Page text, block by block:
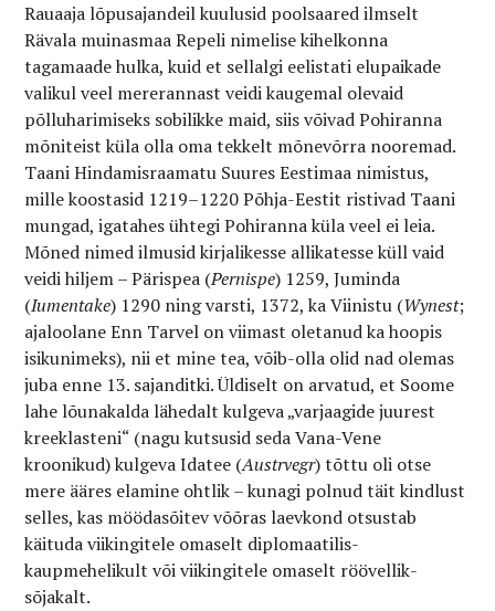
Rauaaja lõpusajandeil kuulusid poolsaared ilmselt
Rävala muinasmaa Repeli nimelise kihelkonna
tagamaade hulka, kuid et sellalgi eelistati elupaikade
valikul veel mererannast veidi kaugemal olevaid
põlluharimiseks sobilikke maid, siis võivad Pohiranna
mõniteist küla olla oma tekkelt mõnevõrra nooremad.
Taani Hindamisraamatu Suures Eestimaa nimistus,
mille koostasid 1219–1220 Põhja-Eestit ristivad Taani
mungad, igatahes ühtegi Pohiranna küla veel ei leia.
Mõned nimed ilmusid kirjalikesse allikatesse küll vaid
veidi hiljem – Pärispea (Pernispe) 1259, Juminda
(Iumentake) 1290 ning varsti, 1372, ka Viinistu (Wynest;
ajaloolane Enn Tarvel on viimast oletanud ka hoopis
isikunimeks), nii et mine tea, võib-olla olid nad olemas
juba enne 13. sajanditki. Üldiselt on arvatud, et Soome
lahe lõunakalda lähedalt kulgeva „varjaagide juurest
kreeklasteni“ (nagu kutsusid seda Vana-Vene
kroonikud) kulgeva Idatee (Austrvegr) tõttu oli otse
mere ääres elamine ohtlik – kunagi polnud täit kindlust
selles, kas möödasõitev võõras laevkond otsustab
käituda viikingitele omaselt diplomaatilis-
kaupmehelikult või viikingitele omaselt röövellik-
sõjakalt.